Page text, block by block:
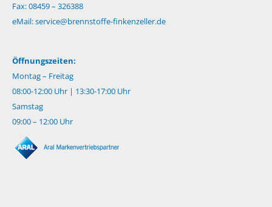
Fax: 08459 – 326388
eMail:service@brennstoffe-finkenzeller.de
Öffnungszeiten:
Montag – Freitag
08:00-12:00 Uhr | 13:30-17:00 Uhr
Samstag
09:00 – 12:00 Uhr